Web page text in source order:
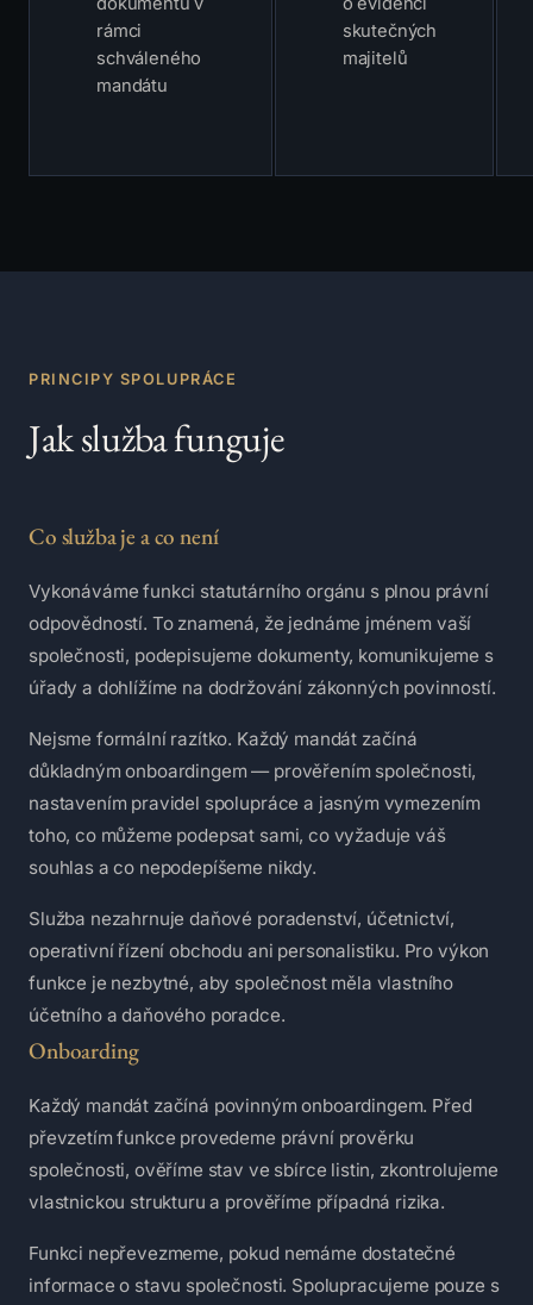
rámci
schváleného
mandátu
skutečných
majitelů
PRINCIPY SPOLUPRÁCE
Jak služba funguje
Co služba je a co není
Vykonáváme funkci statutárního orgánu s plnou právní
odpovědností. To znamená, že jednáme jménem vaší
společnosti, podepisujeme dokumenty, komunikujeme s
úřady a dohlížíme na dodržování zákonných povinností.
Nejsme formální razítko. Každý mandát začíná
důkladným onboardingem — prověřením společnosti,
nastavením pravidel spolupráce a jasným vymezením
toho, co můžeme podepsat sami, co vyžaduje váš
souhlas a co nepodepíšeme nikdy.
Služba nezahrnuje daňové poradenství, účetnictví,
operativní řízení obchodu ani personalistiku. Pro výkon
funkce je nezbytné, aby společnost měla vlastního
účetního a daňového poradce.
Onboarding
Každý mandát začíná povinným onboardingem. Před
převzetím funkce provedeme právní prověrku
společnosti, ověříme stav ve sbírce listin, zkontrolujeme
vlastnickou strukturu a prověříme případná rizika.
Funkci nepřevezmeme, pokud nemáme dostatečné
informace o stavu společnosti. Spolupracujeme pouze s